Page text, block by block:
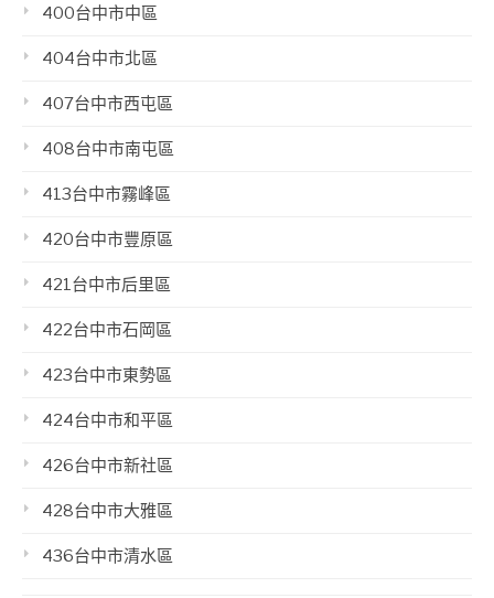
400台中市中區
404台中市北區
407台中市西屯區
408台中市南屯區
413台中市霧峰區
420台中市豐原區
421台中市后里區
422台中市石岡區
423台中市東勢區
424台中市和平區
426台中市新社區
428台中市大雅區
436台中市清水區